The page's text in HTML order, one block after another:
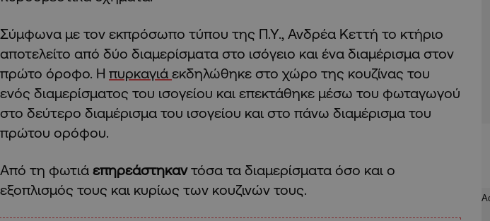
Σύμφωνα με τον εκπρόσωπο τύπου της Π.Υ., Ανδρέα Κεττή το κτήριο
αποτελείτο από δύο διαμερίσματα στο ισόγειο και ένα διαμέρισμα στον
πρώτο όροφο. Η πυρκαγιά εκδηλώθηκε στο χώρο της κουζίνας του
ενός διαμερίσματος του ισογείου και επεκτάθηκε μέσω του φωταγωγού
στο δεύτερο διαμέρισμα του ισογείου και στο πάνω διαμέρισμα του
πρώτου ορόφου.
Από τη φωτιά επηρεάστηκαντόσα τα διαμερίσματα όσο και ο
εξοπλισμός τους και κυρίως των κουζινών τους.